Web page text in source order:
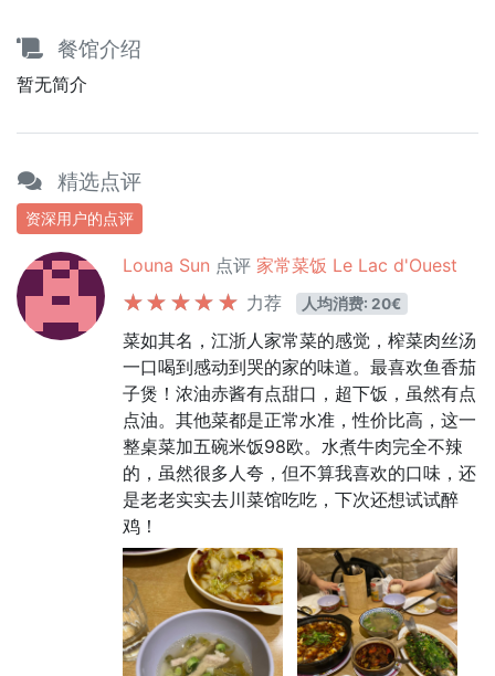
餐馆介绍
暂无简介
精选点评
资深用户的点评
Louna Sun 点评 家常菜饭 Le Lac d'Ouest
力荐
人均消费: 20€
菜如其名，江浙人家常菜的感觉，榨菜肉丝汤
一口喝到感动到哭的家的味道。最喜欢鱼香茄
子煲！浓油赤酱有点甜口，超下饭，虽然有点
点油。其他菜都是正常水准，性价比高，这一
整桌菜加五碗米饭98欧。水煮牛肉完全不辣
的，虽然很多人夸，但不算我喜欢的口味，还
是老老实实去川菜馆吃吃，下次还想试试醉
鸡！